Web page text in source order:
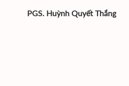
PGS. Huỳnh Quyết Thắng